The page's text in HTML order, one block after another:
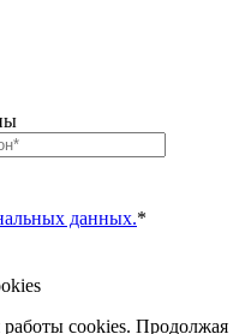
данных.*
работы cookies. Продолжая